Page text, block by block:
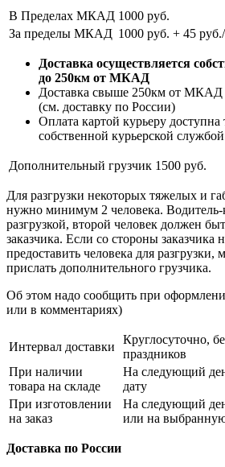
В Пределах МКАД 1000 руб.
За пределы МКАД 1000 руб. + 45
Доставка осуществляется
до 250км от МКАД
Доставка свыше 250км от МКАД
(см. доставку по России)
Оплата картой курьеру доступна
собственной курьерской
Дополнительный грузчик 1500 руб.
Для разгрузки некоторых тяжелых и
нужно минимум 2 человека. Водитель-
разгрузкой, второй человек должен
заказчика. Если со стороны заказчика
предоставить человека для
прислать дополнительного грузчика.
Об этом надо сообщить при
или в комментариях)
Интервал доставки
Круглосуточно,
праздников
При наличии
товара на складе
На следующий
дату
При изготовлении
на заказ
На следующий
или на
Доставка по России